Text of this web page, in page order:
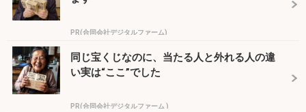
PR(合同会社デジタルファーム)
同じ宝くじなのに、当たる人と外れる人の違
い実は“ここ”でした
PR(合同会社デジタルファーム )